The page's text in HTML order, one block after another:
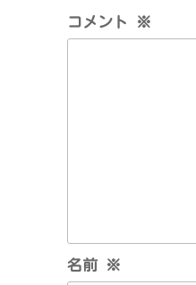
ョ
ン
コメント ※
名前 ※